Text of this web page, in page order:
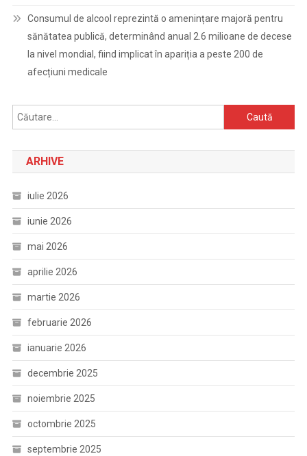
Consumul de alcool reprezintă o amenințare majoră pentru
sănătatea publică, determinând anual 2.6 milioane de decese
la nivel mondial, fiind implicat în apariția a peste 200 de
afecțiuni medicale
Caută
după:
ARHIVE
iulie 2026
iunie 2026
mai 2026
aprilie 2026
martie 2026
februarie 2026
ianuarie 2026
decembrie 2025
noiembrie 2025
octombrie 2025
septembrie 2025